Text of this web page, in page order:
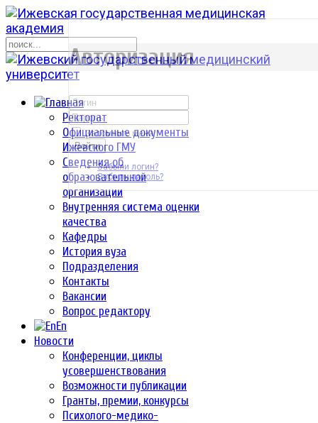
Ректорат
Официальные документы
Ижевского ГМУ
Сведения об
образовательной
организации
Внутренняя система оценки
качества
Кафедры
История вуза
Подразделения
Контакты
Вакансии
Вопрос редактору
En
Новости
Конференции, циклы
усовершенствования
Возможности публикации
Гранты, премии, конкурсы
Психолого-медико-
р
Авторизация
Запомнить меня
Войти
Забыли логин?
Забыли пароль?